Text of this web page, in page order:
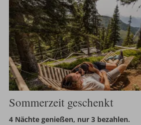
Sommerzeit geschenkt
4 Nächte genießen, nur 3 bezahlen.